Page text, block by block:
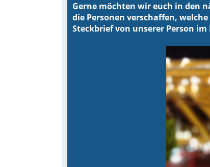
Gerne möchten wir euch in den
die Personen verschaffen,
Steckbrief von unserer Person